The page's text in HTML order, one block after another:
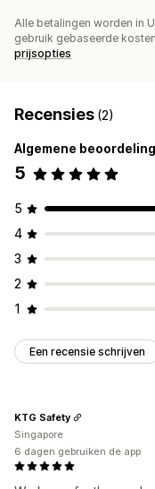
Alle betalingen worden in
gebruik gebaseerde
prijsopties
Recensies (2)
Algemene beoordeling
5
5
4
3
2
1
Een recensie schrijven
KTG Safety
Singapore
6 dagen gebruiken de app